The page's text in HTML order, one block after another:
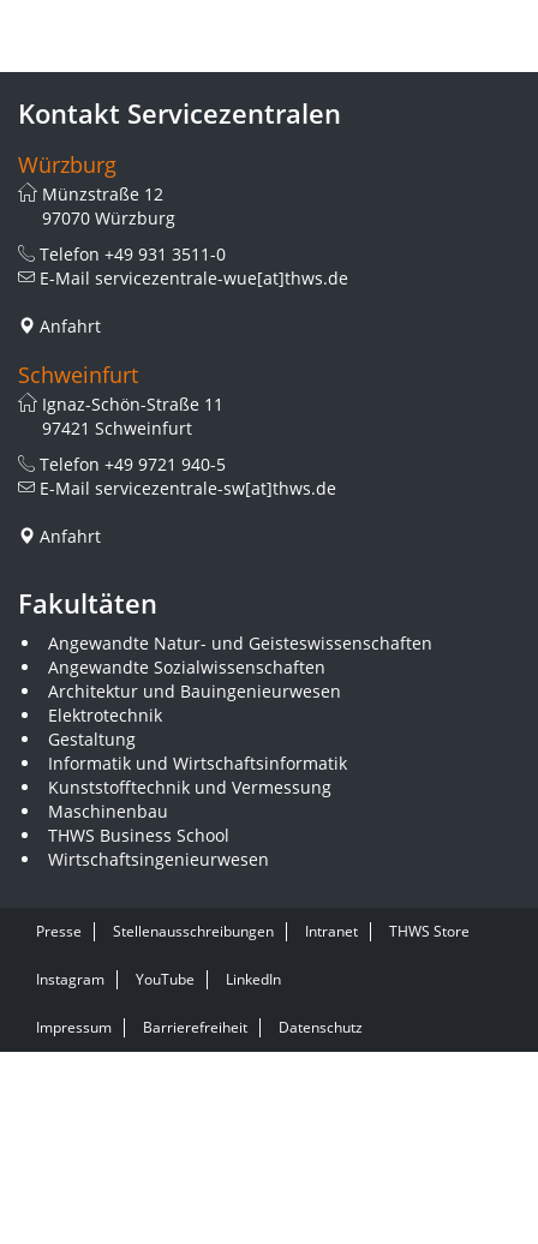
Kontakt Servicezentralen
Würzburg
Münzstraße 12
97070 Würzburg
Telefon +49 931 3511-0
E-Mail servicezentrale-wue[at]thws.de
Anfahrt
Schweinfurt
Ignaz-Schön-Straße 11
97421 Schweinfurt
Telefon +49 9721 940-5
E-Mail servicezentrale-sw[at]thws.de
Anfahrt
Fakultäten
Angewandte Natur- und Geisteswissenschaften
Angewandte Sozialwissenschaften
Architektur und Bauingenieurwesen
Elektrotechnik
Gestaltung
Informatik und Wirtschaftsinformatik
Kunststofftechnik und Vermessung
Maschinenbau
THWS Business School
Wirtschaftsingenieurwesen
Presse Stellenausschreibungen Intranet THWS Store
Instagram YouTube LinkedIn
Impressum Barrierefreiheit Datenschutz